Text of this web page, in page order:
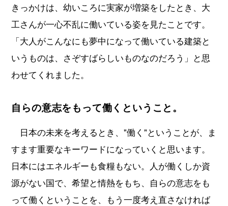
きっかけは、幼いころに実家が増築をしたとき、大
工さんが一心不乱に働いている姿を見たことです。
「大人がこんなにも夢中になって働いている建築と
いうものは、さぞすばらしいものなのだろう」と思
わせてくれました。
自らの意志をもって働くということ。
日本の未来を考えるとき、"働く"ということが、ま
すます重要なキーワードになっていくと思います。
日本にはエネルギーも食糧もない。人が働くしか資
源がない国で、希望と情熱をもち、自らの意志をも
って働くということを、もう一度考え直さなければ